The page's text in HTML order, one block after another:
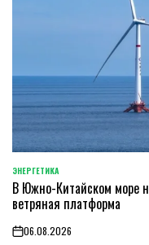
POSTED
IN
ЭНЕРГЕТИКА
В Южно-Китайском море
ветряная платформа
on06.08.2026